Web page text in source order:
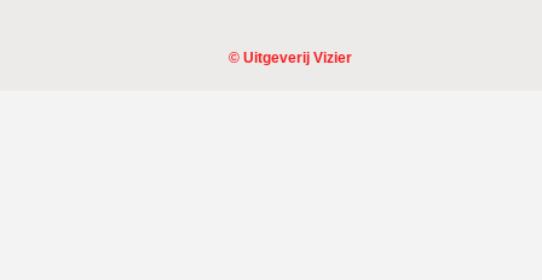
© Uitgeverij Vizier